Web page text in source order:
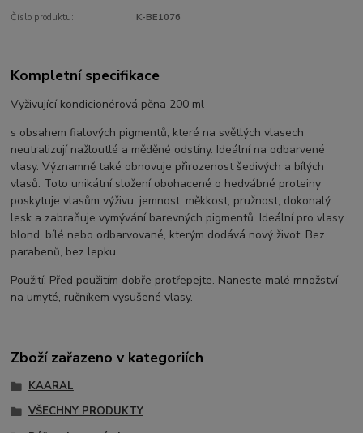
Číslo produktu: K-BE1076
Kompletní specifikace
Vyživující kondicionérová pěna 200 ml
s obsahem fialových pigmentů, které na světlých vlasech
neutralizují nažloutlé a měděné odstíny. Ideální na odbarvené
vlasy. Významně také obnovuje přirozenost šedivých a bílých
vlasů. Toto unikátní složení obohacené o hedvábné proteiny
poskytuje vlasům výživu, jemnost, měkkost, pružnost, dokonalý
lesk a zabraňuje vymývání barevných pigmentů. Ideální pro vlasy
blond, bílé nebo odbarvované, kterým dodává nový život. Bez
parabenů, bez lepku.
Použití: Před použitím dobře protřepejte. Naneste malé množství
na umyté, ručníkem vysušené vlasy.
Zboží zařazeno v kategoriích
KAARAL
VŠECHNY PRODUKTY